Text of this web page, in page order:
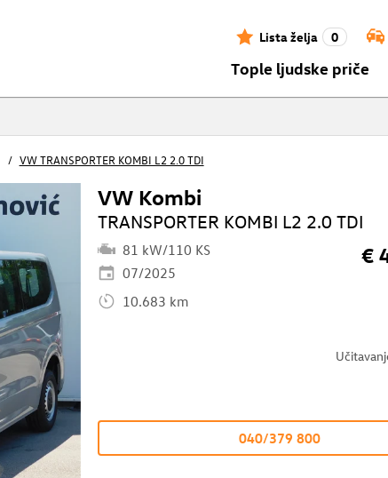
Lista želja 0
Tople ljudske priče
VW TRANSPORTER KOMBI L2 2.0 TDI
VW Kombi
TRANSPORTER KOMBI L2 2.0 TDI
81 kW/110 KS
07/2025
10.683 km
€
040/379 800